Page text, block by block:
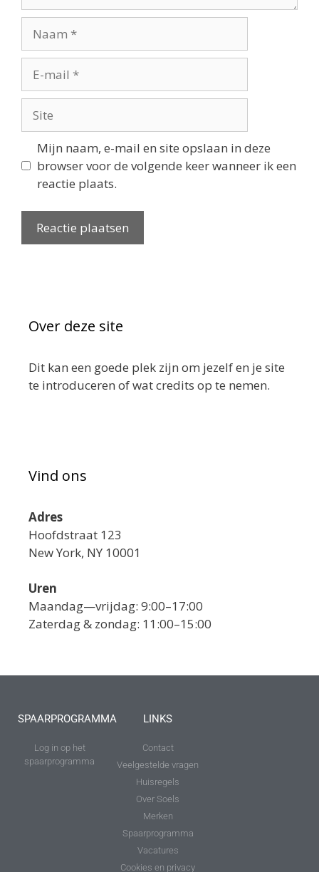
Mijn naam, e-mail en site opslaan in deze
browser voor de volgende keer wanneer ik een
reactie plaats.
Over deze site
Dit kan een goede plek zijn om jezelf en je site
te introduceren of wat credits op te nemen.
Vind ons
Adres
Hoofdstraat 123
New York, NY 10001
Uren
Maandag—vrijdag: 9:00–17:00
Zaterdag & zondag: 11:00–15:00
SPAARPROGRAMMA
Log in op het
spaarprogramma
LINKS
Contact
Veelgestelde vragen
Huisregels
Over Soels
Merken
Spaarprogramma
Vacatures
Cookies en privacy